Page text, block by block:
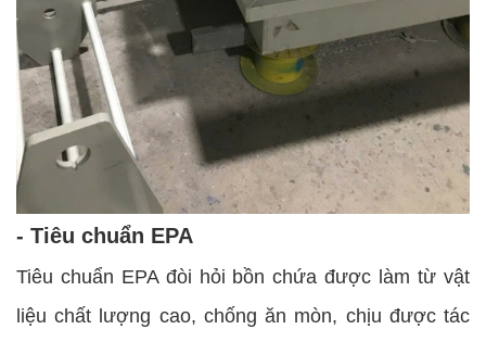
- Tiêu chuẩn EPA
Tiêu chuẩn EPA đòi hỏi bồn chứa được làm từ vật
liệu chất lượng cao, chống ăn mòn, chịu được tác